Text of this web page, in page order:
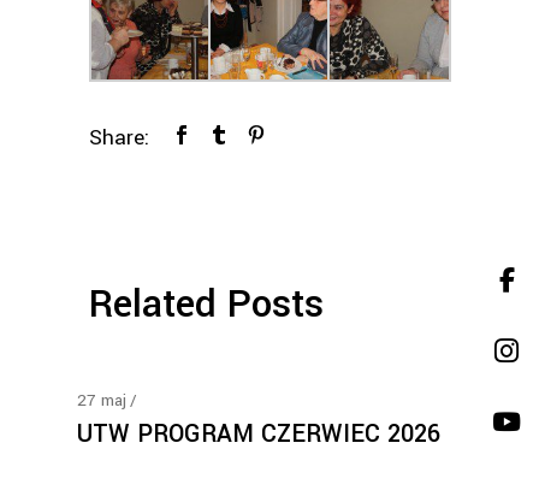
Share:
Related Posts
27 maj
UTW PROGRAM CZERWIEC 2026